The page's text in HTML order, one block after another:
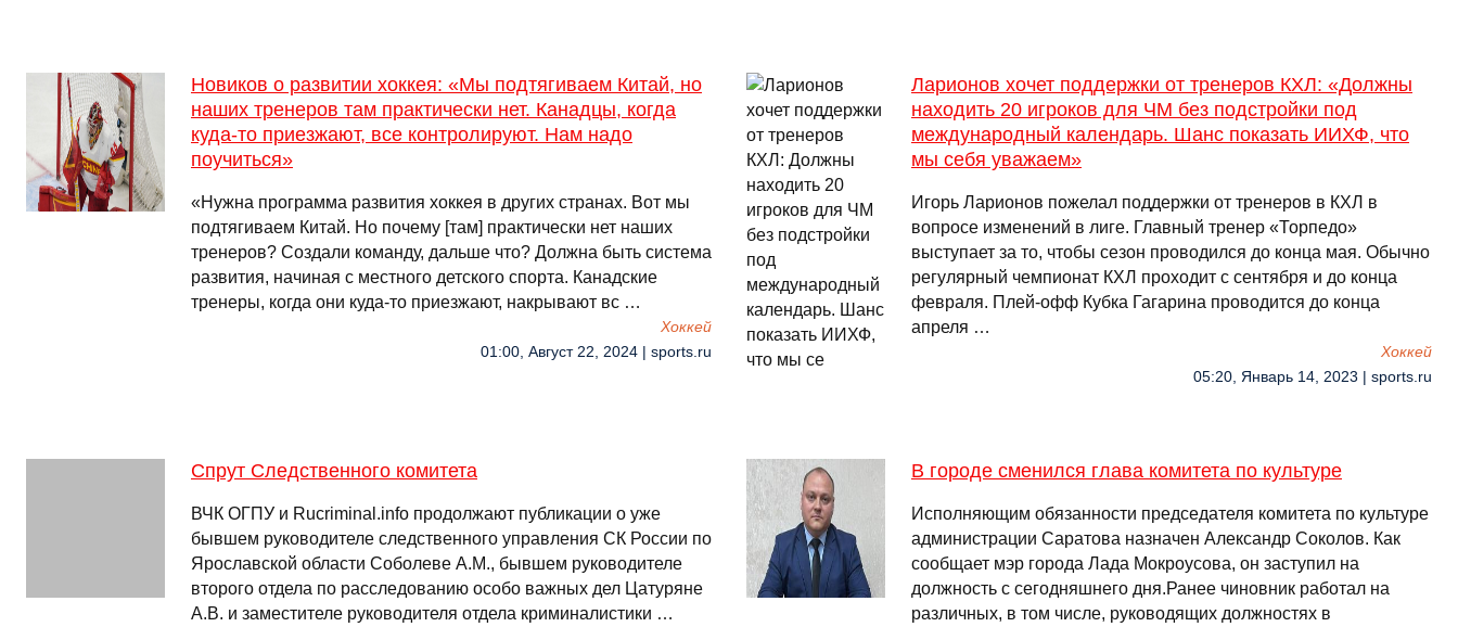
Новиков о развитии хоккея: «Мы подтягиваем Китай, но
наших тренеров там практически нет. Канадцы, когда
куда-то приезжают, все контролируют. Нам надо
поучиться»
«Нужна программа развития хоккея в других странах. Вот мы
подтягиваем Китай. Но почему [там] практически нет наших
тренеров? Создали команду, дальше что? Должна быть система
развития, начиная с местного детского спорта. Канадские
тренеры, когда они куда-то приезжают, накрывают вс …
Хоккей
01:00, Август 22, 2024 | sports.ru
Ларионов хочет поддержки от тренеров КХЛ: «Должны
находить 20 игроков для ЧМ без подстройки под
международный календарь. Шанс показать ИИХФ, что
мы себя уважаем»
Игорь Ларионов пожелал поддержки от тренеров в КХЛ в
вопросе изменений в лиге. Главный тренер «Торпедо»
выступает за то, чтобы сезон проводился до конца мая. Обычно
регулярный чемпионат КХЛ проходит с сентября и до конца
февраля. Плей-офф Кубка Гагарина проводится до конца
апреля …
Хоккей
05:20, Январь 14, 2023 | sports.ru
Спрут Следственного комитета
ВЧК ОГПУ и Rucriminal.info продолжают публикации о уже
бывшем руководителе следственного управления СК России по
Ярославской области Соболеве А.М., бывшем руководителе
второго отдела по расследованию особо важных дел Цатуряне
А.В. и заместителе руководителя отдела криминалистики …
В городе сменился глава комитета по культуре
Исполняющим обязанности председателя комитета по культуре
администрации Саратова назначен Александр Соколов. Как
сообщает мэр города Лада Мокроусова, он заступил на
должность с сегодняшнего дня.Ранее чиновник работал на
различных, в том числе, руководящих должностях в